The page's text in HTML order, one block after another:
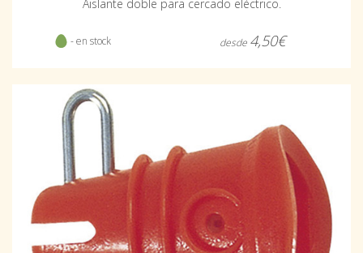
Aislante doble para cercado eléctrico.
- en stock desde 4,50€